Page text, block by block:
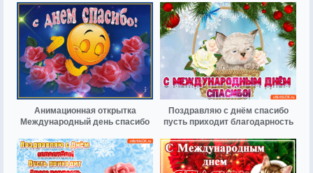
Анимационная открытка
Международный день спасибо
Поздравляю с днём спасибо
пусть приходит благодарность